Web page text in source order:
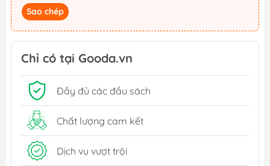
Sao chép
Chỉ có tại Gooda.vn
Đầy đủ các đầu sách
Chất lượng cam kết
Dịch vụ vượt trội